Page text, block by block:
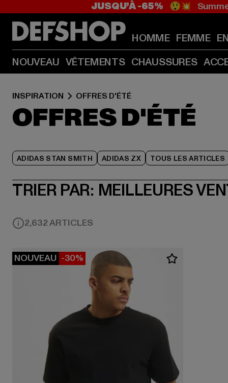
JUSQU’À -65% 😲💥
HOMME FEMME
NOUVEAU VÊTEMENTS CHAUSSURES
INSPIRATION OFFRES D'ÉTÉ
OFFRES D'ÉTÉ
ADIDAS STAN SMITH ADIDAS ZX TOUS LES ARTICLES
TRIER PAR: MEILLEURES
2,632 ARTICLES
NOUVEAU -30%